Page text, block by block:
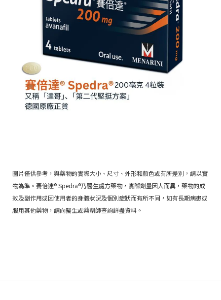
圖片僅供參考，與藥物的實際大小、尺寸、外形和顏色或有所差別，請以實
物為準。賽倍達® Spedra®乃醫生處方藥物，實際劑量因人而異，藥物的成
效及副作用或因使用者的身體狀況及個別症狀而有所不同，如有長期病患或
服用其他藥物，請向醫生或藥劑師查詢詳盡資料。